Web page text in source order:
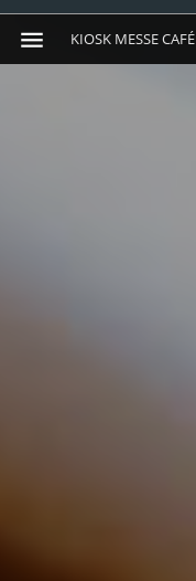
KIOSK MESSE CAFÉ